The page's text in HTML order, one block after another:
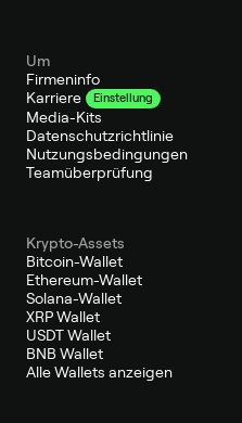
Um
Firmeninfo
Karriere
Einstellung
Media-Kits
Datenschutzrichtlinie
Nutzungsbedingungen
Teamüberprüfung
Krypto-Assets
Bitcoin-Wallet
Ethereum-Wallet
Solana-Wallet
XRP Wallet
USDT Wallet
BNB Wallet
Alle Wallets anzeigen